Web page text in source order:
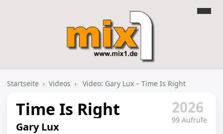
Startseite › Videos › Video: Gary Lux – Time Is Right
Time Is Right
Gary Lux
2026
99 Aufrufe